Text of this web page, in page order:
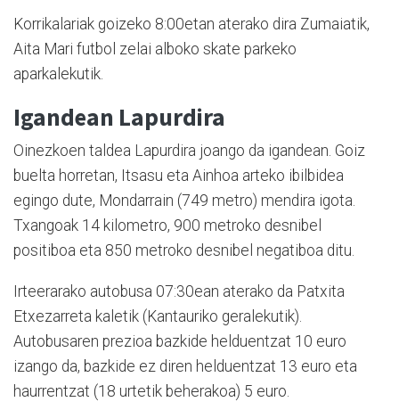
Korrikalariak goizeko 8:00etan aterako dira Zumaiatik,
Aita Mari futbol zelai alboko skate parkeko
aparkalekutik.
Igandean Lapurdira
Oinezkoen taldea Lapurdira joango da igandean. Goiz
buelta horretan, Itsasu eta Ainhoa arteko ibilbidea
egingo dute, Mondarrain (749 metro) mendira igota.
Txangoak 14 kilometro, 900 metroko desnibel
positiboa eta 850 metroko desnibel negatiboa ditu.
Irteerarako autobusa 07:30ean aterako da Patxita
Etxezarreta kaletik (Kantauriko geralekutik).
Autobusaren prezioa bazkide helduentzat 10 euro
izango da, bazkide ez diren helduentzat 13 euro eta
haurrentzat (18 urtetik beherakoa) 5 euro.